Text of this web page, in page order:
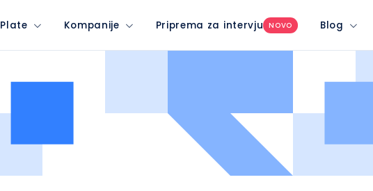
Plate Kompanije Priprema za intervju NOVO Blog